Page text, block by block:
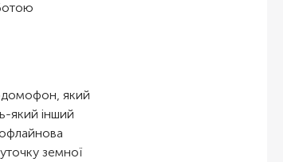
який
який інший
земної